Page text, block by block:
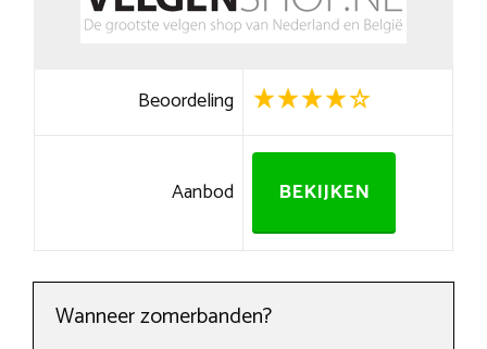
Beoordeling
Aanbod BEKIJKEN
Wanneer zomerbanden?